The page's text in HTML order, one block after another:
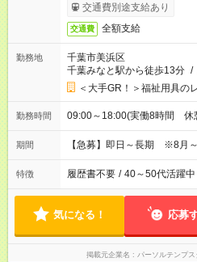
交通費別途支給あり
交通費 全額支給
勤務地
千葉市美浜区
千葉みなと駅から徒歩13分 /
＜大手GR！＞福祉用具の
勤務時間 09:00～18:00(実働8時間 休
期間 【急募】即日～長期 ※8月～
特徴 履歴書不要 / 40～50代活躍中
気になる！ 応募
掲載元企業名 パーソルテンプ